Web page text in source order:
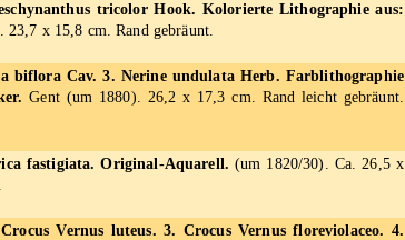
tricolor Hook. Kolorierte Lithographie aus:
23,7 x 15,8 cm. Rand gebräunt.
biflora Cav. 3. Nerine undulata Herb. Farblithographie
Gent (um 1880). 26,2 x 17,3 cm. Rand leicht gebräunt.
fastigiata. Original-Aquarell. (um 1820/30). Ca. 26,5 x
Vernus luteus. 3. Crocus Vernus floreviolaceo. 4.